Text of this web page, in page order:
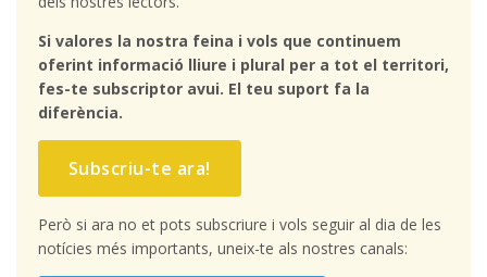
Si valores la nostra feina i vols que continuem
oferint informació lliure i plural per a tot el territori,
fes-te subscriptor avui. El teu suport fa la
diferència.
Subscriu-te ara!
Però si ara no et pots subscriure i vols seguir al dia de les
notícies més importants, uneix-te als nostres canals: